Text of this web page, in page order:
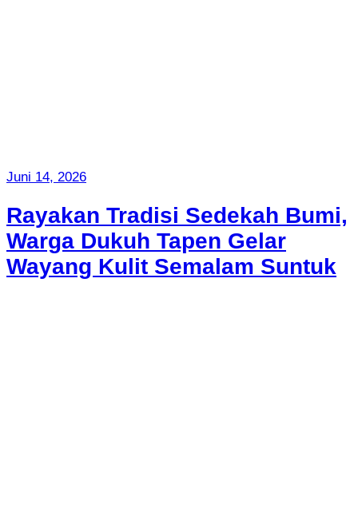
Juni 14, 2026
Rayakan Tradisi Sedekah Bumi,
Warga Dukuh Tapen Gelar
Wayang Kulit Semalam Suntuk